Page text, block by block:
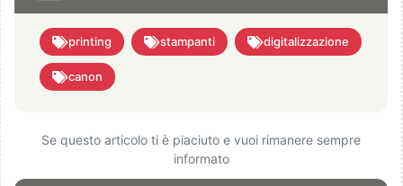
printing stampanti digitalizzazione
canon
Se questo articolo ti è piaciuto e vuoi rimanere sempre
informato